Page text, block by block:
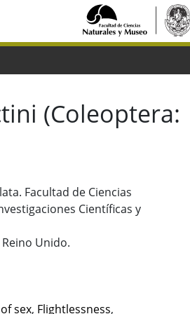
(Coleoptera:
Facultad de Ciencias
Científicas y
Unido.
sex, Flightlessness,